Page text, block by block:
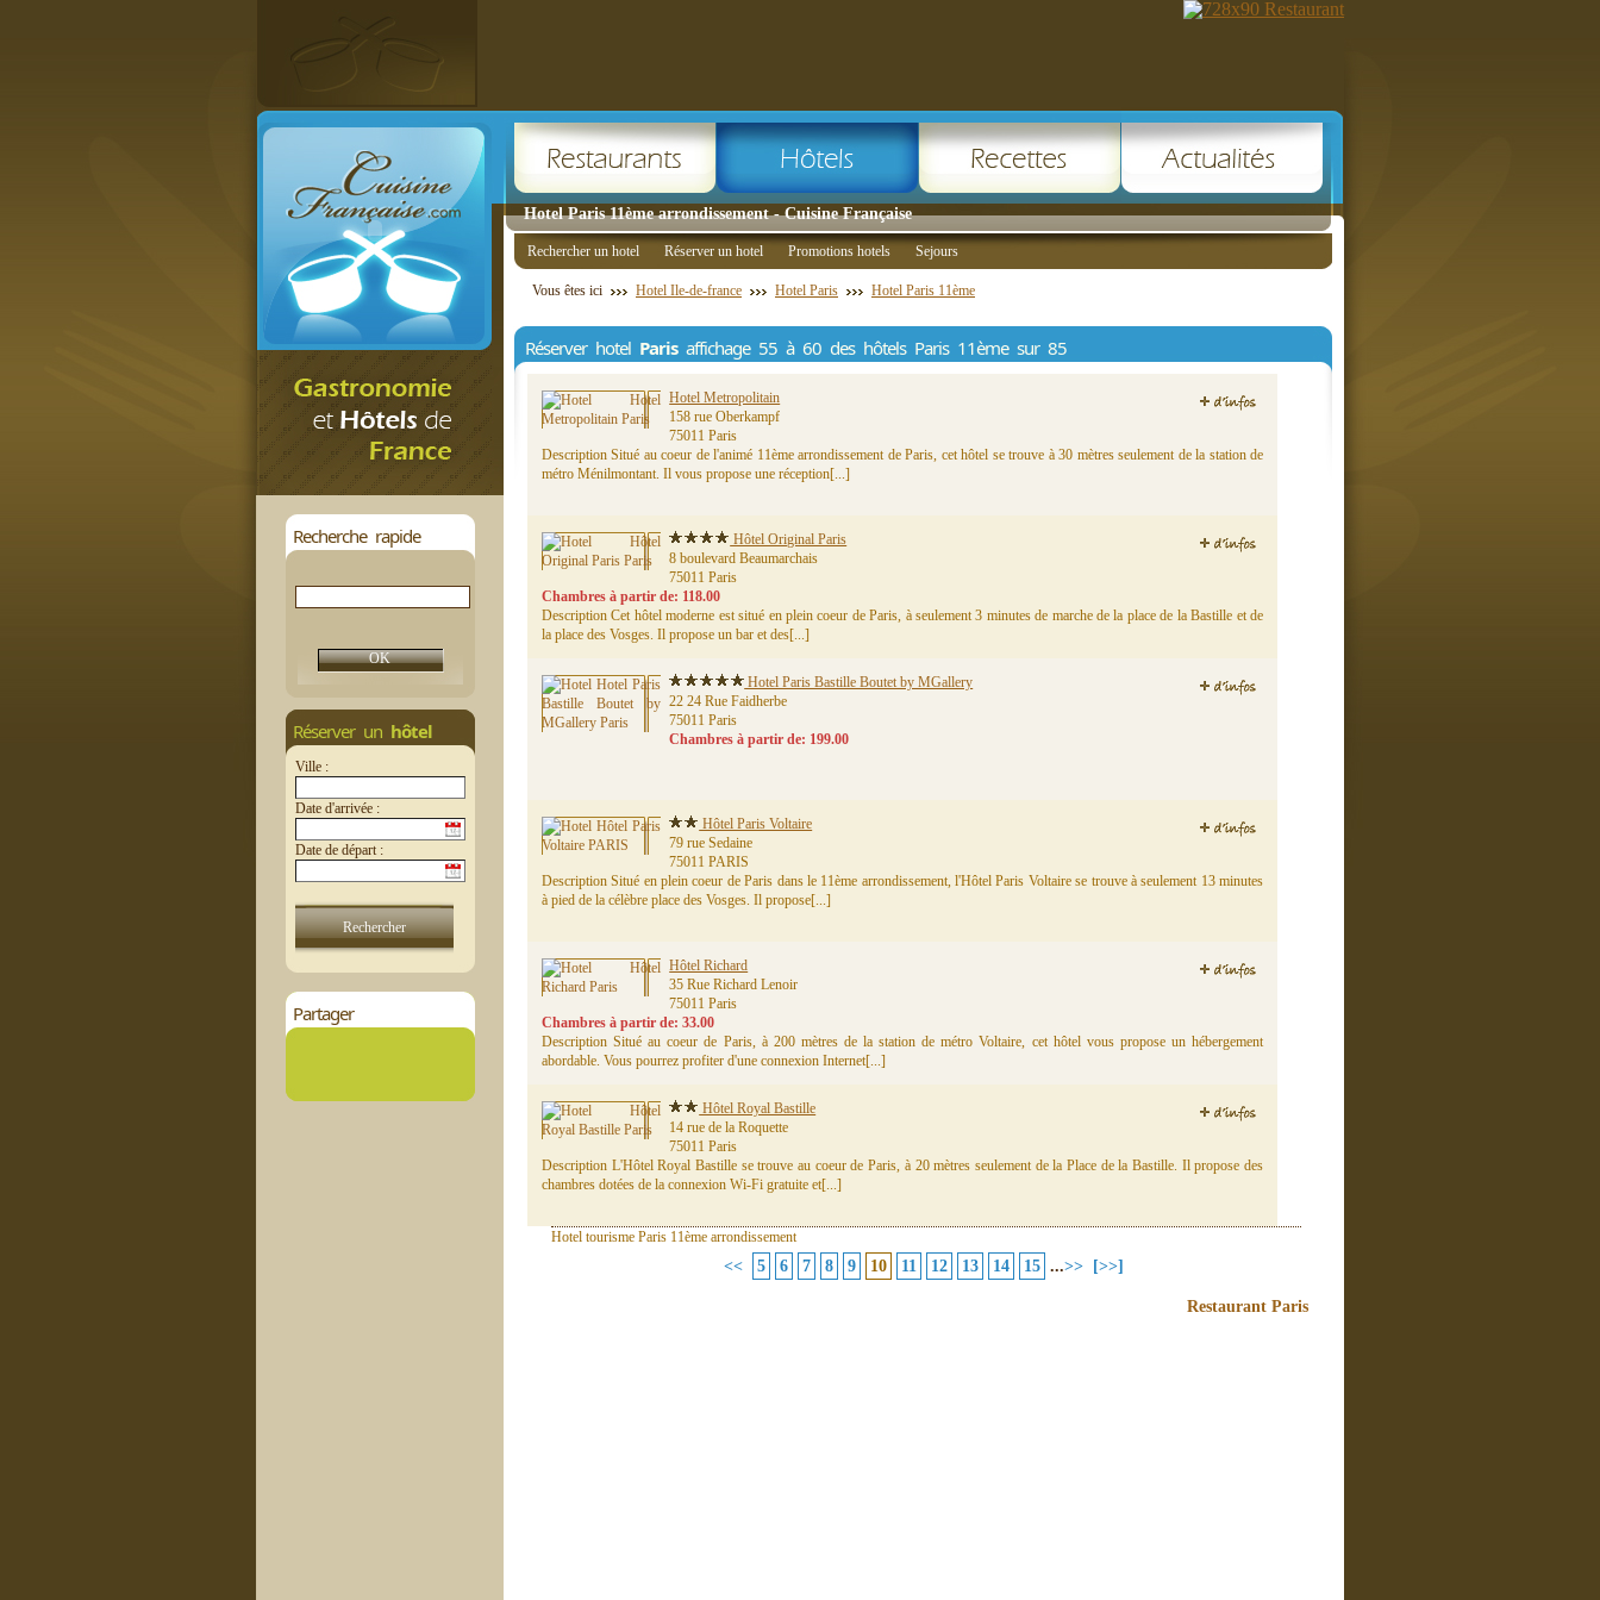
Hotel Paris 11ème arrondissement - Cuisine Française
Recherche rapide
Réserver un hôtel
Ville :
Date d'arrivée :
Date de départ :
Partager
Rechercher un hotel Réserver un hotel Promotions hotels Sejours
Vous êtes ici Hotel Ile-de-france Hotel Paris Hotel Paris 11ème
Réserver hotel Parisaffichage 55 à 60 des hôtels Paris 11ème sur 85
Hotel Metropolitain
158 rue Oberkampf
75011 Paris
Description Situé au coeur de l'animé 11ème arrondissement de Paris, cet hôtel se trouve à 30 mètres seulement de la station de
métro Ménilmontant. Il vous propose une réception[...]
Hôtel Original Paris
8 boulevard Beaumarchais
75011 Paris
Chambres à partir de: 118.00
Description Cet hôtel moderne est situé en plein coeur de Paris, à seulement 3 minutes de marche de la place de la Bastille et de
la place des Vosges. Il propose un bar et des[...]
Hotel Paris Bastille Boutet by MGallery
22 24 Rue Faidherbe
75011 Paris
Chambres à partir de: 199.00
Hôtel Paris Voltaire
79 rue Sedaine
75011 PARIS
Description Situé en plein coeur de Paris dans le 11ème arrondissement, l'Hôtel Paris Voltaire se trouve à seulement 13 minutes
à pied de la célèbre place des Vosges. Il propose[...]
Hôtel Richard
35 Rue Richard Lenoir
75011 Paris
Chambres à partir de: 33.00
Description Situé au coeur de Paris, à 200 mètres de la station de métro Voltaire, cet hôtel vous propose un hébergement
abordable. Vous pourrez profiter d'une connexion Internet[...]
Hôtel Royal Bastille
14 rue de la Roquette
75011 Paris
Description L'Hôtel Royal Bastille se trouve au coeur de Paris, à 20 mètres seulement de la Place de la Bastille. Il propose des
chambres dotées de la connexion Wi-Fi gratuite et[...]
Hotel tourisme Paris 11ème arrondissement
<< 5 6 7 8 9 10 11 12 13 14 15 ...>> [>>]
Restaurant Paris